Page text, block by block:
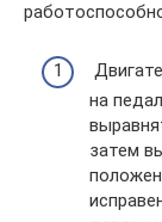
на
затем